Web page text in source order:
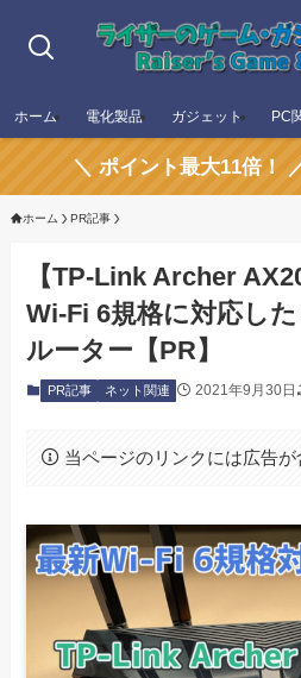
ホーム 電化製品 ガジェット PC
＼ ポイント最大11倍！
ホーム PR記事
【TP-Link Archer
Wi-Fi 6規格に対応し
ルーター【PR】
PR記事 ネット関連 2021年9月30日
当ページのリンクには広告が